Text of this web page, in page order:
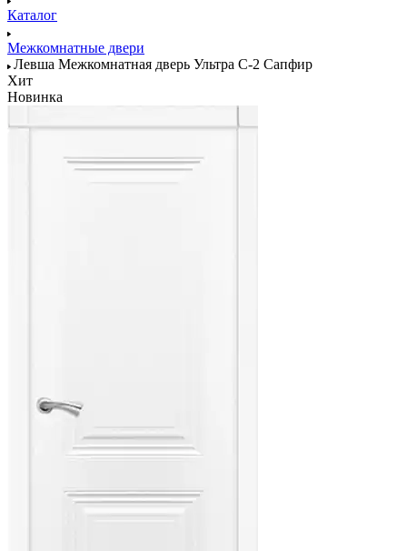
Каталог
Межкомнатные двери
Левша Межкомнатная дверь Ультра С-2 Сапфир
Хит
Новинка